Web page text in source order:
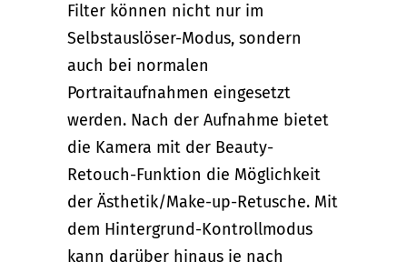
Filter können nicht nur im
Selbstauslöser-Modus, sondern
auch bei normalen
Portraitaufnahmen eingesetzt
werden. Nach der Aufnahme bietet
die Kamera mit der Beauty-
Retouch-Funktion die Möglichkeit
der Ästhetik/Make-up-Retusche. Mit
dem Hintergrund-Kontrollmodus
kann darüber hinaus je nach